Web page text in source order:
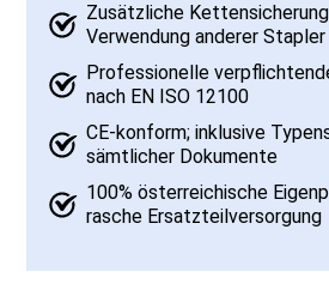
Zusätzliche
Verwendung anderer Stapler
Professionelle
nach EN ISO 12100
CE-konform; inklusive
sämtlicher Dokumente
100% österreichische
rasche Ersatzteilversorgung